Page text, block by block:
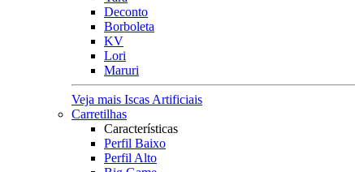
Deconto
Borboleta
KV
Lori
Maruri
Veja mais Iscas Artificiais
Carretilhas
Características
Perfil Baixo
Perfil Alto